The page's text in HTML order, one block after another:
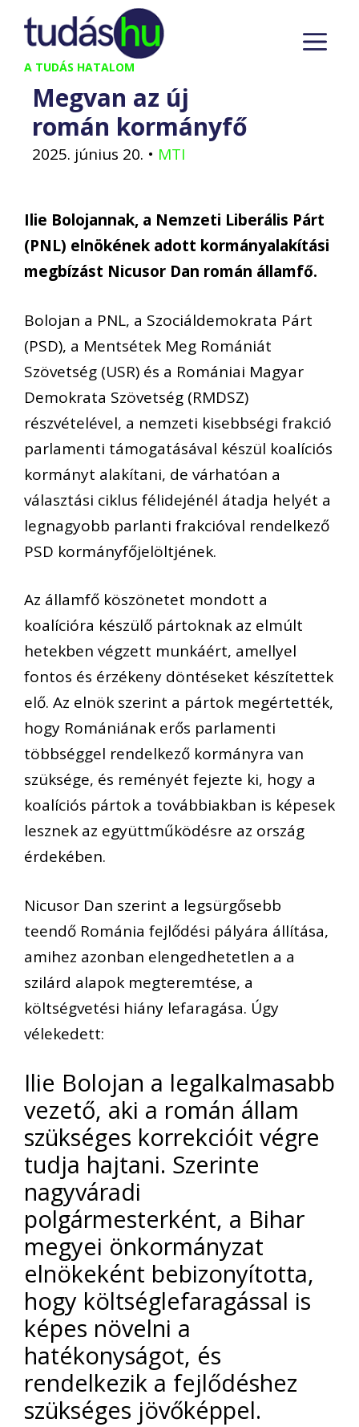
Kilépés
tartalomba
A TUDÁS HATALOM
Megvan az új
román kormányfő
2025. június 20. • MTI
Ilie Bolojannak, a Nemzeti Liberális Párt
(PNL) elnökének adott kormányalakítási
megbízást Nicusor Dan román államfő.
Bolojan a PNL, a Szociáldemokrata Párt
(PSD), a Mentsétek Meg Romániát
Szövetség (USR) és a Romániai Magyar
Demokrata Szövetség (RMDSZ)
részvételével, a nemzeti kisebbségi frakció
parlamenti támogatásával készül koalíciós
kormányt alakítani, de várhatóan a
választási ciklus félidejénél átadja helyét a
legnagyobb parlanti frakcióval rendelkező
PSD kormányfőjelöltjének.
Az államfő köszönetet mondott a
koalícióra készülő pártoknak az elmúlt
hetekben végzett munkáért, amellyel
fontos és érzékeny döntéseket készítettek
elő. Az elnök szerint a pártok megértették,
hogy Romániának erős parlamenti
többséggel rendelkező kormányra van
szüksége, és reményét fejezte ki, hogy a
koalíciós pártok a továbbiakban is képesek
lesznek az együttműködésre az ország
érdekében.
Nicusor Dan szerint a legsürgősebb
teendő Románia fejlődési pályára állítása,
amihez azonban elengedhetetlen a a
szilárd alapok megteremtése, a
költségvetési hiány lefaragása. Úgy
vélekedett:
Ilie Bolojan a legalkalmasabb
vezető, aki a román állam
szükséges korrekcióit végre
tudja hajtani. Szerinte
nagyváradi
polgármesterként, a Bihar
megyei önkormányzat
elnökeként bebizonyította,
hogy költséglefaragással is
képes növelni a
hatékonyságot, és
rendelkezik a fejlődéshez
szükséges jövőképpel.